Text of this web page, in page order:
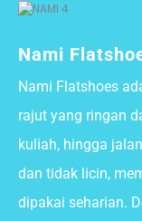
Nami
Nami Flatshoes
rajut yang ringan
kuliah, hingga
dan tidak licin,
dipakai seharian.